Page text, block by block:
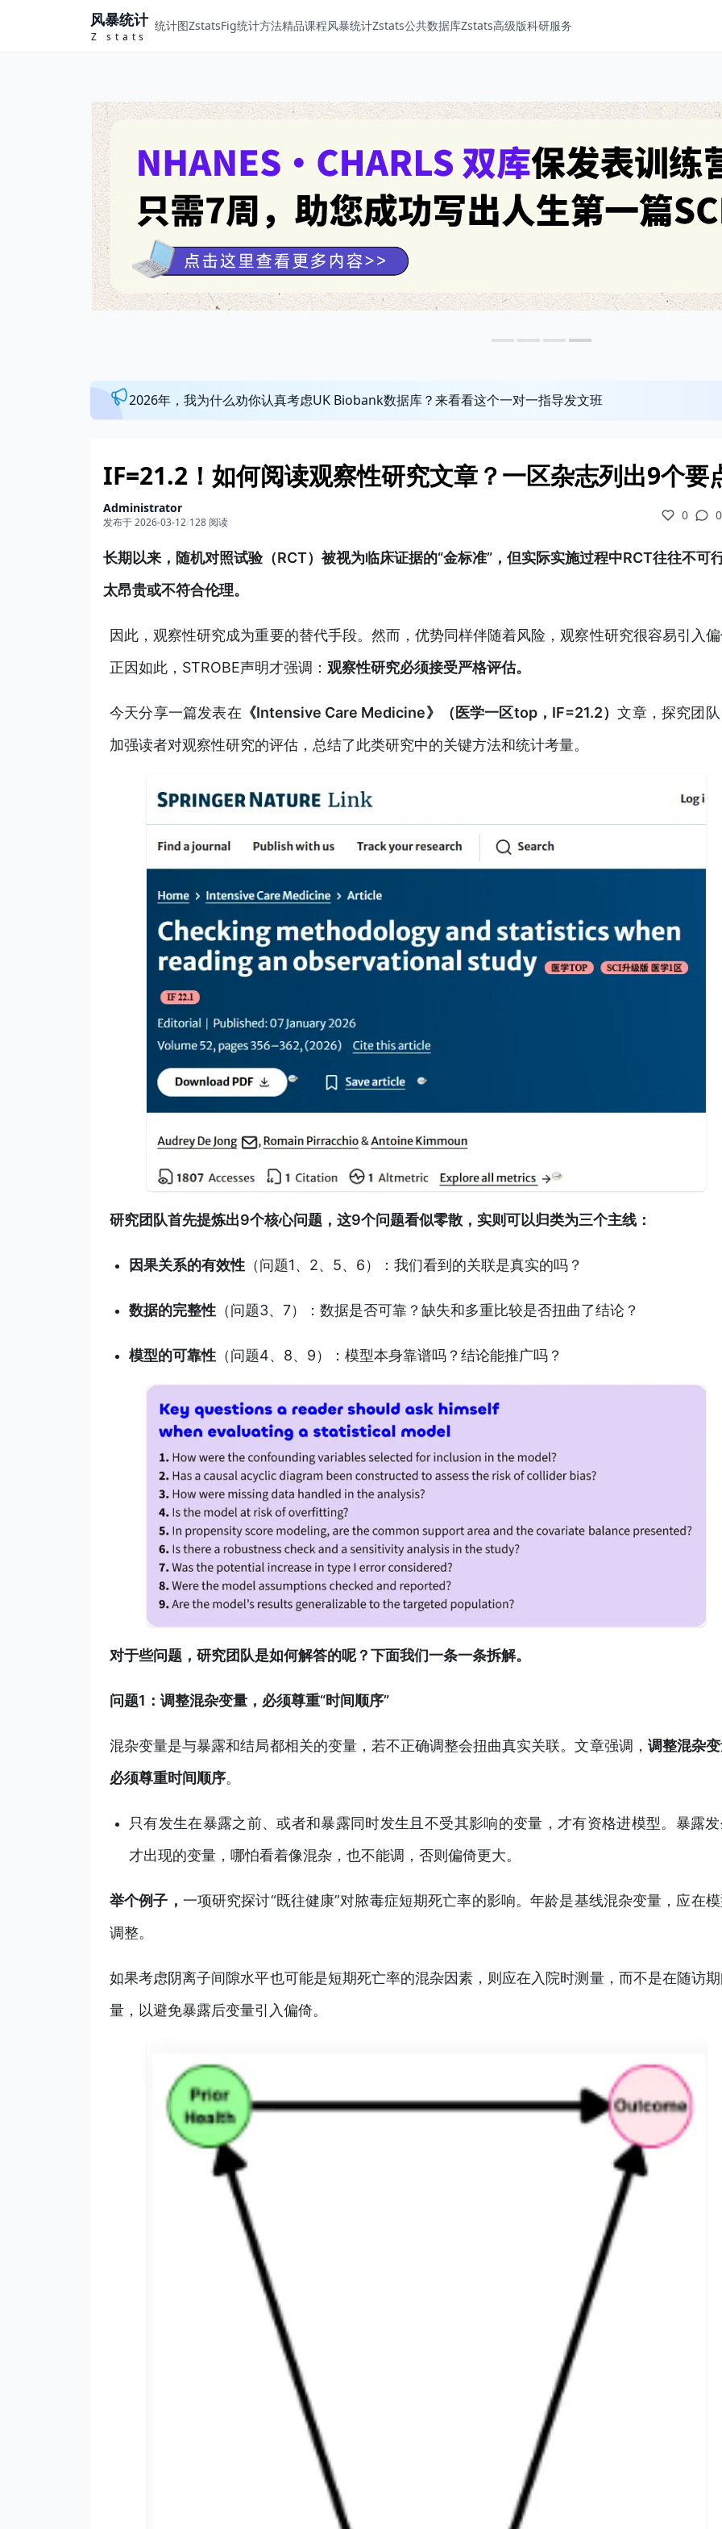
风暴统计
Z stats
统计图ZstatsFig统计方法精品课程风暴统计Zstats公共数据库Zstats高级版科研服务
2026年，我为什么劝你认真考虑UK Biobank数据库？来看看这个一对一指导发文班
IF=21.2！如何阅读观察性研究文章？一区杂志列出9个要
Administrator
发布于 2026-03-12/128 阅读 0 0
长期以来，随机对照试验（RCT）被视为临床证据的“金标准”，但实际实施过程中RCT往往不可
太昂贵或不符合伦理。
因此，观察性研究成为重要的替代手段。然而，优势同样伴随着风险，观察性研究很容易引入
正因如此，STROBE声明才强调： 观察性研究必须接受严格评估。
今天分享一篇发表在 《Intensive Care Medicine》（医学一区top，IF=21.2）文章，探究团
加强读者对观察性研究的评估，总结了此类研究中的关键方法和统计考量。
研究团队首先提炼出9个核心问题，这9个问题看似零散，实则可以归类为三个主线：
因果关系的有效性 （问题1、2、5、6）：我们看到的关联是真实的吗？
数据的完整性 （问题3、7）：数据是否可靠？缺失和多重比较是否扭曲了结论？
模型的可靠性 （问题4、8、9）：模型本身靠谱吗？结论能推广吗？
对于些问题，研究团队是如何解答的呢？下面我们一条一条拆解。
问题1：调整混杂变量，必须尊重“时间顺序”
混杂变量是与暴露和结局都相关的变量，若不正确调整会扭曲真实关联。文章强调， 调整混杂
必须尊重时间顺序。
只有发生在暴露之前、或者和暴露同时发生且不受其影响的变量，才有资格进模型。暴露
才出现的变量，哪怕看着像混杂，也不能调，否则偏倚更大。
举个例子， 一项研究探讨“既往健康”对脓毒症短期死亡率的影响。年龄是基线混杂变量，应在
调整。
如果考虑阴离子间隙水平也可能是短期死亡率的混杂因素，则应在入院时测量，而不是在随访
量，以避免暴露后变量引入偏倚。